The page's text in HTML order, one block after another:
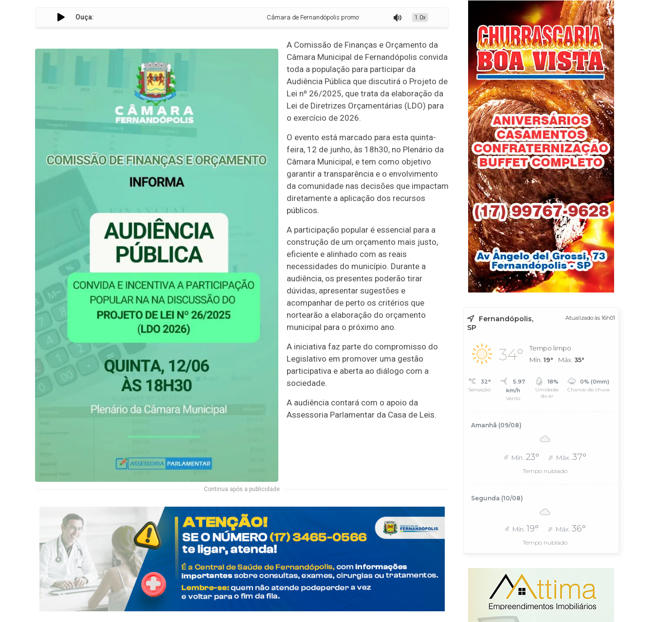
Ouça: Câmara de Fernandópolis promove audiência pública para discutir LDO 2026
1.0x
A Comissão de Finanças e Orçamento da
Câmara Municipal de Fernandópolis convida
toda a população para participar da
Audiência Pública que discutirá o Projeto de
Lei nº 26/2025, que trata da elaboração da
Lei de Diretrizes Orçamentárias (LDO) para
o exercício de 2026.
O evento está marcado para esta quinta-
feira, 12 de junho, às 18h30, no Plenário da
Câmara Municipal, e tem como objetivo
garantir a transparência e o envolvimento
da comunidade nas decisões que impactam
diretamente a aplicação dos recursos
públicos.
Continua após a publicidade
A participação popular é essencial para a
construção de um orçamento mais justo,
eficiente e alinhado com as reais
necessidades do município. Durante a
audiência, os presentes poderão tirar
dúvidas, apresentar sugestões e
acompanhar de perto os critérios que
nortearão a elaboração do orçamento
municipal para o próximo ano.
A iniciativa faz parte do compromisso do
Legislativo em promover uma gestão
participativa e aberta ao diálogo com a
sociedade.
A audiência contará com o apoio da
Assessoria Parlamentar da Casa de Leis.
Fernandópolis,
SP
Atualizado às 16h01
34°
Tempo limpo
Mín. 19° Máx. 35°
32°
Sensação
5.97
km/h
Vento
18%
Umidade
do ar
0% (0mm)
Chance de chuva
Amanhã (09/08)
Mín. 23° Máx.37°
Tempo nublado
Segunda (10/08)
Mín. 19° Máx. 36°
Tempo nublado